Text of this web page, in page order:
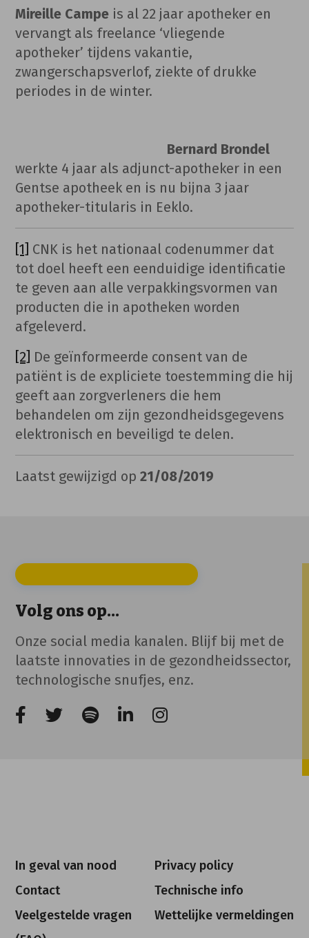
Mireille Campe is al 22 jaar apotheker en
vervangt als freelance ‘vliegende
apotheker’ tijdens vakantie,
zwangerschapsverlof, ziekte of drukke
periodes in de winter.
Bernard Brondel
werkte 4 jaar als adjunct-apotheker in een
Gentse apotheek en is nu bijna 3 jaar
apotheker-titularis in Eeklo.
[1] CNK is het nationaal codenummer dat
tot doel heeft een eenduidige identificatie
te geven aan alle verpakkingsvormen van
producten die in apotheken worden
afgeleverd.
[2] De geïnformeerde consent van de
patiënt is de expliciete toestemming die hij
geeft aan zorgverleners die hem
behandelen om zijn gezondheidsgegevens
elektronisch en beveiligd te delen.
Laatst gewijzigd op 21/08/2019
Volg ons op...
Onze social media kanalen. Blijf bij met de
laatste innovaties in de gezondheidssector,
technologische snufjes, enz.
In geval van nood
Contact
Veelgestelde vragen
Privacy policy
Technische info
Wettelijke vermeldingen